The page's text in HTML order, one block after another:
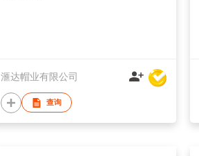
滙达帽业有限公司
查询